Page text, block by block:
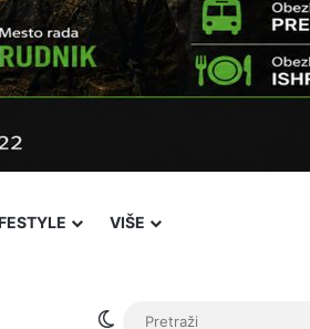
VIŠE
Switch skin